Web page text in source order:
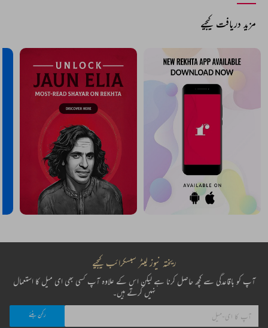
مزید دریافت کیجیے
ریختہ نیوز لیٹر سبسکرائب کیجیے
آپ کو باقاعدگی سے کچھ حاصل کرنا ہے لیکن اس کے علاوہ آپ کسی بھی ای میل کا استعمال
نہیں کرتے ہیں۔